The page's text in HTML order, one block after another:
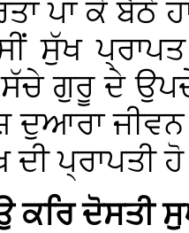
ਪਾ ਕੇ ਬੈਠੇ
ਸੁੱਖ
ਗੁਰੂ ਦੇ
ਦੁਆਰਾ
ਦੀ ਪ੍ਰਾਪਤੀ
ਦੋਸਤੀ